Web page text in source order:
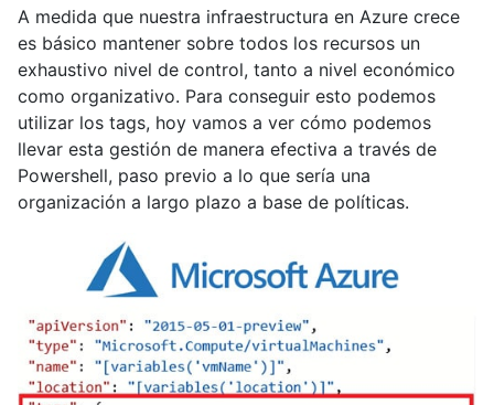
A medida que nuestra infraestructura en Azure crece
es básico mantener sobre todos los recursos un
exhaustivo nivel de control, tanto a nivel económico
como organizativo. Para conseguir esto podemos
utilizar los tags, hoy vamos a ver cómo podemos
llevar esta gestión de manera efectiva a través de
Powershell, paso previo a lo que sería una
organización a largo plazo a base de políticas.